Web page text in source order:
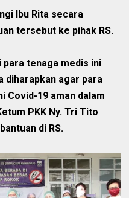
Ibu Rita secara
tersebut ke pihak RS.
para tenaga medis ini
diharapkan agar para
Covid-19 aman dalam
PKK Ny. Tri Tito
di RS.